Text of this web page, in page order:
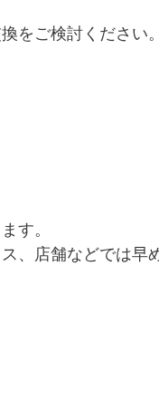
をご検討ください。
す。
、店舗などでは早